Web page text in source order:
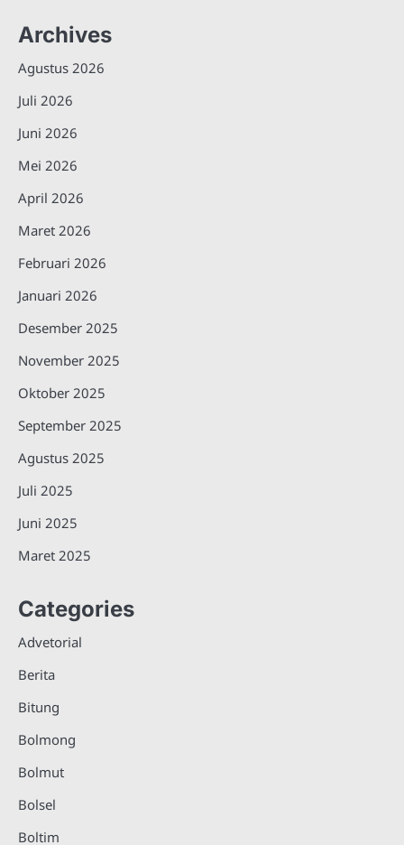
Archives
Agustus 2026
Juli 2026
Juni 2026
Mei 2026
April 2026
Maret 2026
Februari 2026
Januari 2026
Desember 2025
November 2025
Oktober 2025
September 2025
Agustus 2025
Juli 2025
Juni 2025
Maret 2025
Categories
Advetorial
Berita
Bitung
Bolmong
Bolmut
Bolsel
Boltim